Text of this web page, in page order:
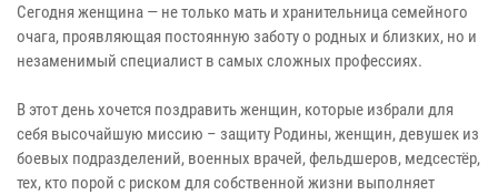
Сегодня женщина — не только мать и хранительница семейного
очага, проявляющая постоянную заботу о родных и близких, но и
незаменимый специалист в самых сложных профессиях.
В этот день хочется поздравить женщин, которые избрали для
себя высочайшую миссию – защиту Родины, женщин, девушек из
боевых подразделений, военных врачей, фельдшеров, медсестёр,
тех, кто порой с риском для собственной жизни выполняет